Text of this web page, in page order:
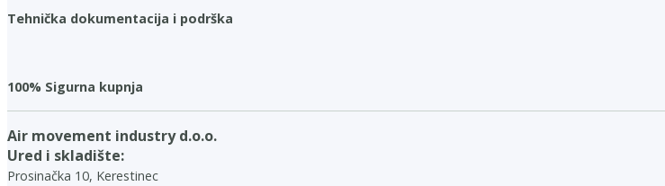
Tehnička dokumentacija i podrška
100% Sigurna kupnja
Air movement industry d.o.o.
Ured i skladište:
Prosinačka 10, Kerestinec